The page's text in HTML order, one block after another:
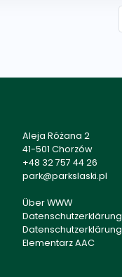
Aleja Różana 2
41-501 Chorzów
+48 32 757 44 26
park@parkslaski.pl
Über WWW
Datenschutzerklärung
Datenschutzerklärung
Elementarz AAC